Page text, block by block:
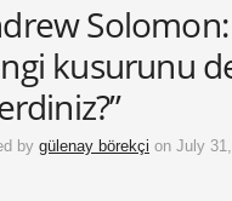
kusurunu
by gülenay börekçi on July